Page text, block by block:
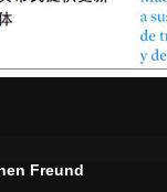
Freund